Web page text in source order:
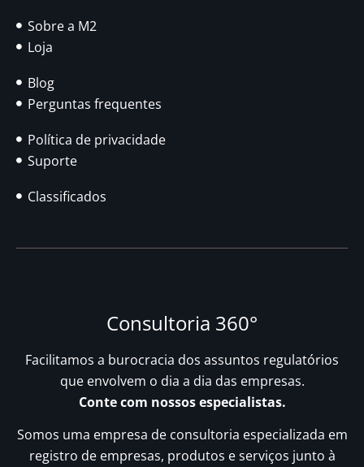
Sobre a M2
Loja
Blog
Perguntas frequentes
Política de privacidade
Suporte
Classificados
Consultoria 360°
Facilitamos a burocracia dos assuntos regulatórios
que envolvem o dia a dia das empresas.
Conte com nossos especialistas.
Somos uma empresa de consultoria especializada em
registro de empresas, produtos e serviços junto à